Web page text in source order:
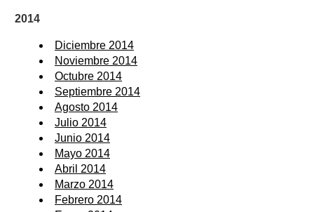
2014
Diciembre 2014
Noviembre 2014
Octubre 2014
Septiembre 2014
Agosto 2014
Julio 2014
Junio 2014
Mayo 2014
Abril 2014
Marzo 2014
Febrero 2014